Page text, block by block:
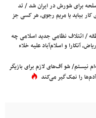
برای شورش در ایران شد / تد
بیاید یا مریم رجوی، هر کسی جز
/ ائتلاف نظامی جدید اسلامی چه
آنکارا و اسلام‌آباد علیه خلاء
نیستم/ شو آف‌های لازم برای بازیگر
را نمک‌گیر می‌کند